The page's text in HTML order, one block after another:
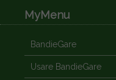
MyMenu
BandieGare
Usare BandieGare